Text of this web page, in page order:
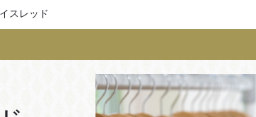
スレッド